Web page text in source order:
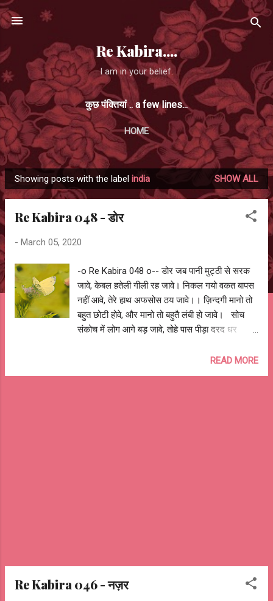
Skip to main content
Re Kabira....
I am in your belief.
कुछ पंक्तियां .. a few lines...
HOME
P
o
Showing posts with the label india SHOW ALL
Re Kabira 048 - डोर
- March 05, 2020
-o Re Kabira 048 o-- डोर जब पानी मुट्ठी से सरक
जावे, केबल हतेली गीली रह जावे। निकल गयो वकत बापस
नहीं आवे, तेरे हाथ अफसोस ठय जावे।। ज़िन्दगी मानो तो
बहुत छोटी होवे, और मानो तो बहुतै लंबी हो जावे। सोच
संकोच में लोग आगे बड़ जावे, तोहे पास पीड़ा दरद धर
उमर और बड़ जावे। चाहे जो भी विचार मन में आवे, बिना
READ MORE
Re Kabira 046 - नज़र